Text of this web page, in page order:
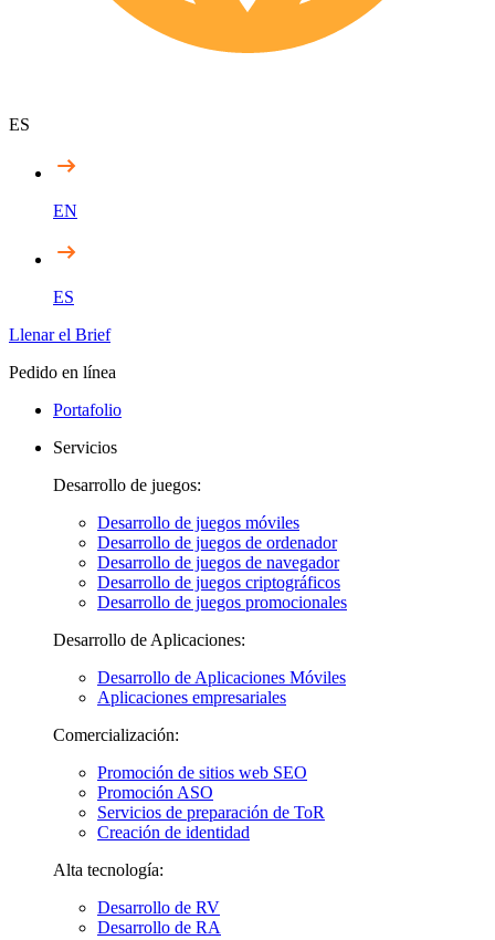
ES
EN
ES
Llenar el Brief
Pedido en línea
Portafolio
Servicios
Desarrollo de juegos:
Desarrollo de juegos móviles
Desarrollo de juegos de ordenador
Desarrollo de juegos de navegador
Desarrollo de juegos criptográficos
Desarrollo de juegos promocionales
Desarrollo de Aplicaciones:
Desarrollo de Aplicaciones Móviles
Aplicaciones empresariales
Comercialización:
Promoción de sitios web SEO
Promoción ASO
Servicios de preparación de ToR
Creación de identidad
Alta tecnología:
Desarrollo de RV
Desarrollo de RA